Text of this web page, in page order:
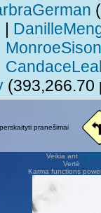
|
MonroeSison
pranešimai
Veikia ant
Vertė Vilius
Karma functions